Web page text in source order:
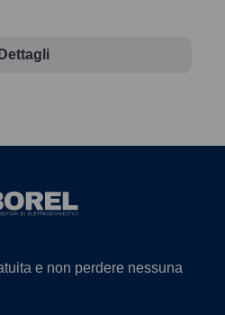
Dettagli
e non perdere nessuna